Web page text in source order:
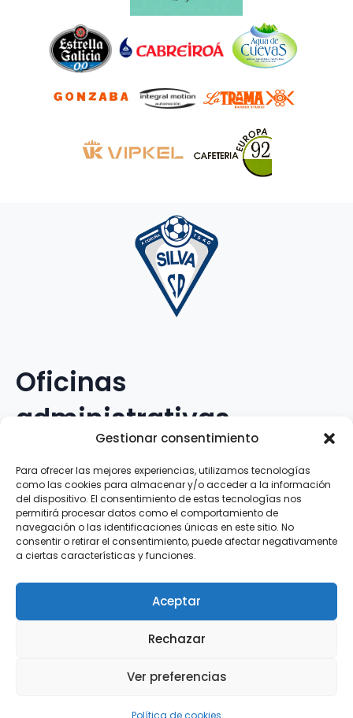
Gestionar consentimiento
Para ofrecer las mejores experiencias, utilizamos tecnologías
como las cookies para almacenar y/o acceder a la información
del dispositivo. El consentimiento de estas tecnologías nos
permitirá procesar datos como el comportamiento de
navegación o las identificaciones únicas en este sitio. No
consentir o retirar el consentimiento, puede afectar negativamente
a ciertas características y funciones.
Aceptar
Rechazar
Ver preferencias
Política de cookies
Oficinas
administrativas
Avenida Galileo Galilei, 12
15.008 · A Coruña · España
Teléfono:881.069.303
WhatsApp:616.897.466
Cookies
Silva SD · 2026 |InFouz